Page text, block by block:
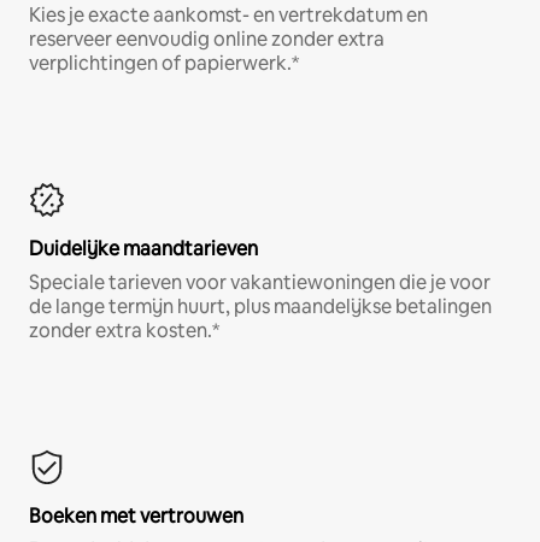
Kies je exacte aankomst- en vertrekdatum en
reserveer eenvoudig online zonder extra
verplichtingen of papierwerk.*
Duidelijke maandtarieven
Speciale tarieven voor vakantiewoningen die je voor
de lange termijn huurt, plus maandelijkse betalingen
zonder extra kosten.*
Boeken met vertrouwen